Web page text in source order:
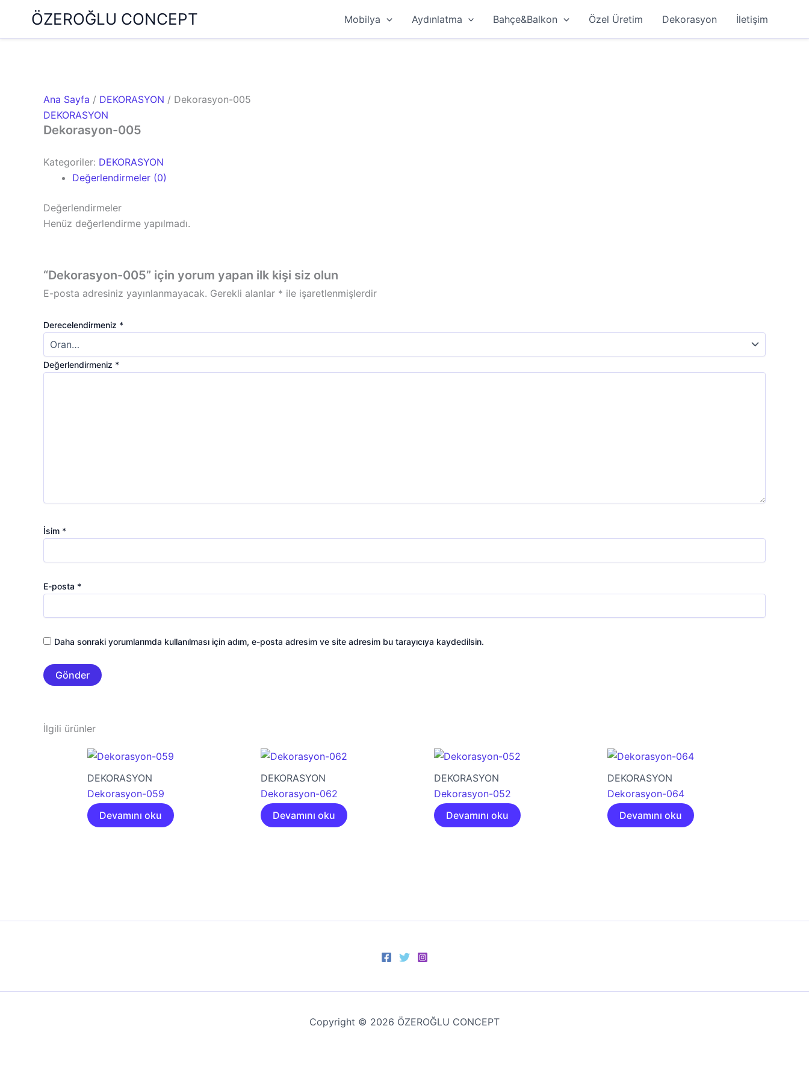
ÖZEROĞLU CONCEPT Mobilya Aydınlatma Bahçe&Balkon Özel Üretim Dekorasyon İletişim
Ana Sayfa / DEKORASYON / Dekorasyon-005
DEKORASYON
Dekorasyon-005
Kategoriler: DEKORASYON
Değerlendirmeler (0)
Değerlendirmeler
Henüz değerlendirme yapılmadı.
“Dekorasyon-005” için yorum yapan ilk kişi siz olun
E-posta adresiniz yayınlanmayacak. Gerekli alanlar * ile işaretlenmişlerdir
Derecelendirmeniz *
Değerlendirmeniz *
İsim *
E-posta *
Daha sonraki yorumlarımda kullanılması için adım, e-posta adresim ve site adresim bu tarayıcıya kaydedilsin.
İlgili ürünler
DEKORASYON
Dekorasyon-059
Devamını oku
DEKORASYON
Dekorasyon-062
Devamını oku
DEKORASYON
Dekorasyon-052
Devamını oku
DEKORASYON
Dekorasyon-064
Devamını oku
Copyright © 2026 ÖZEROĞLU CONCEPT